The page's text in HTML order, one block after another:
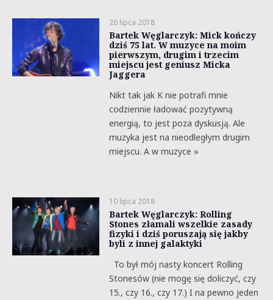
26 lipca 2018
Bartek Węglarczyk: Mick kończy
dziś 75 lat. W muzyce na moim
pierwszym, drugim i trzecim
miejscu jest geniusz Micka
Jaggera
Nikt tak jak K nie potrafi mnie
codziennie ładować pozytywną
energią, to jest poza dyskusją. Ale
muzyka jest na nieodległym drugim
miejscu. A w muzyce »
10 lipca 2018
Bartek Węglarczyk: Rolling
Stones złamali wszelkie zasady
fizyki i dziś poruszają się jakby
byli z innej galaktyki
To był mój nasty koncert Rolling
Stonesów (nie mogę się doliczyć, czy
15., czy 16., czy 17.) I na pewno jeden